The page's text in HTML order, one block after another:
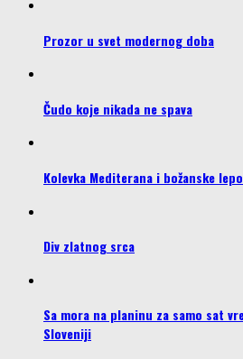
Prozor u svet modernog doba
Čudo koje nikada ne spava
Kolevka Mediterana i božanske
Div zlatnog srca
Sa mora na planinu za samo sat
Sloveniji